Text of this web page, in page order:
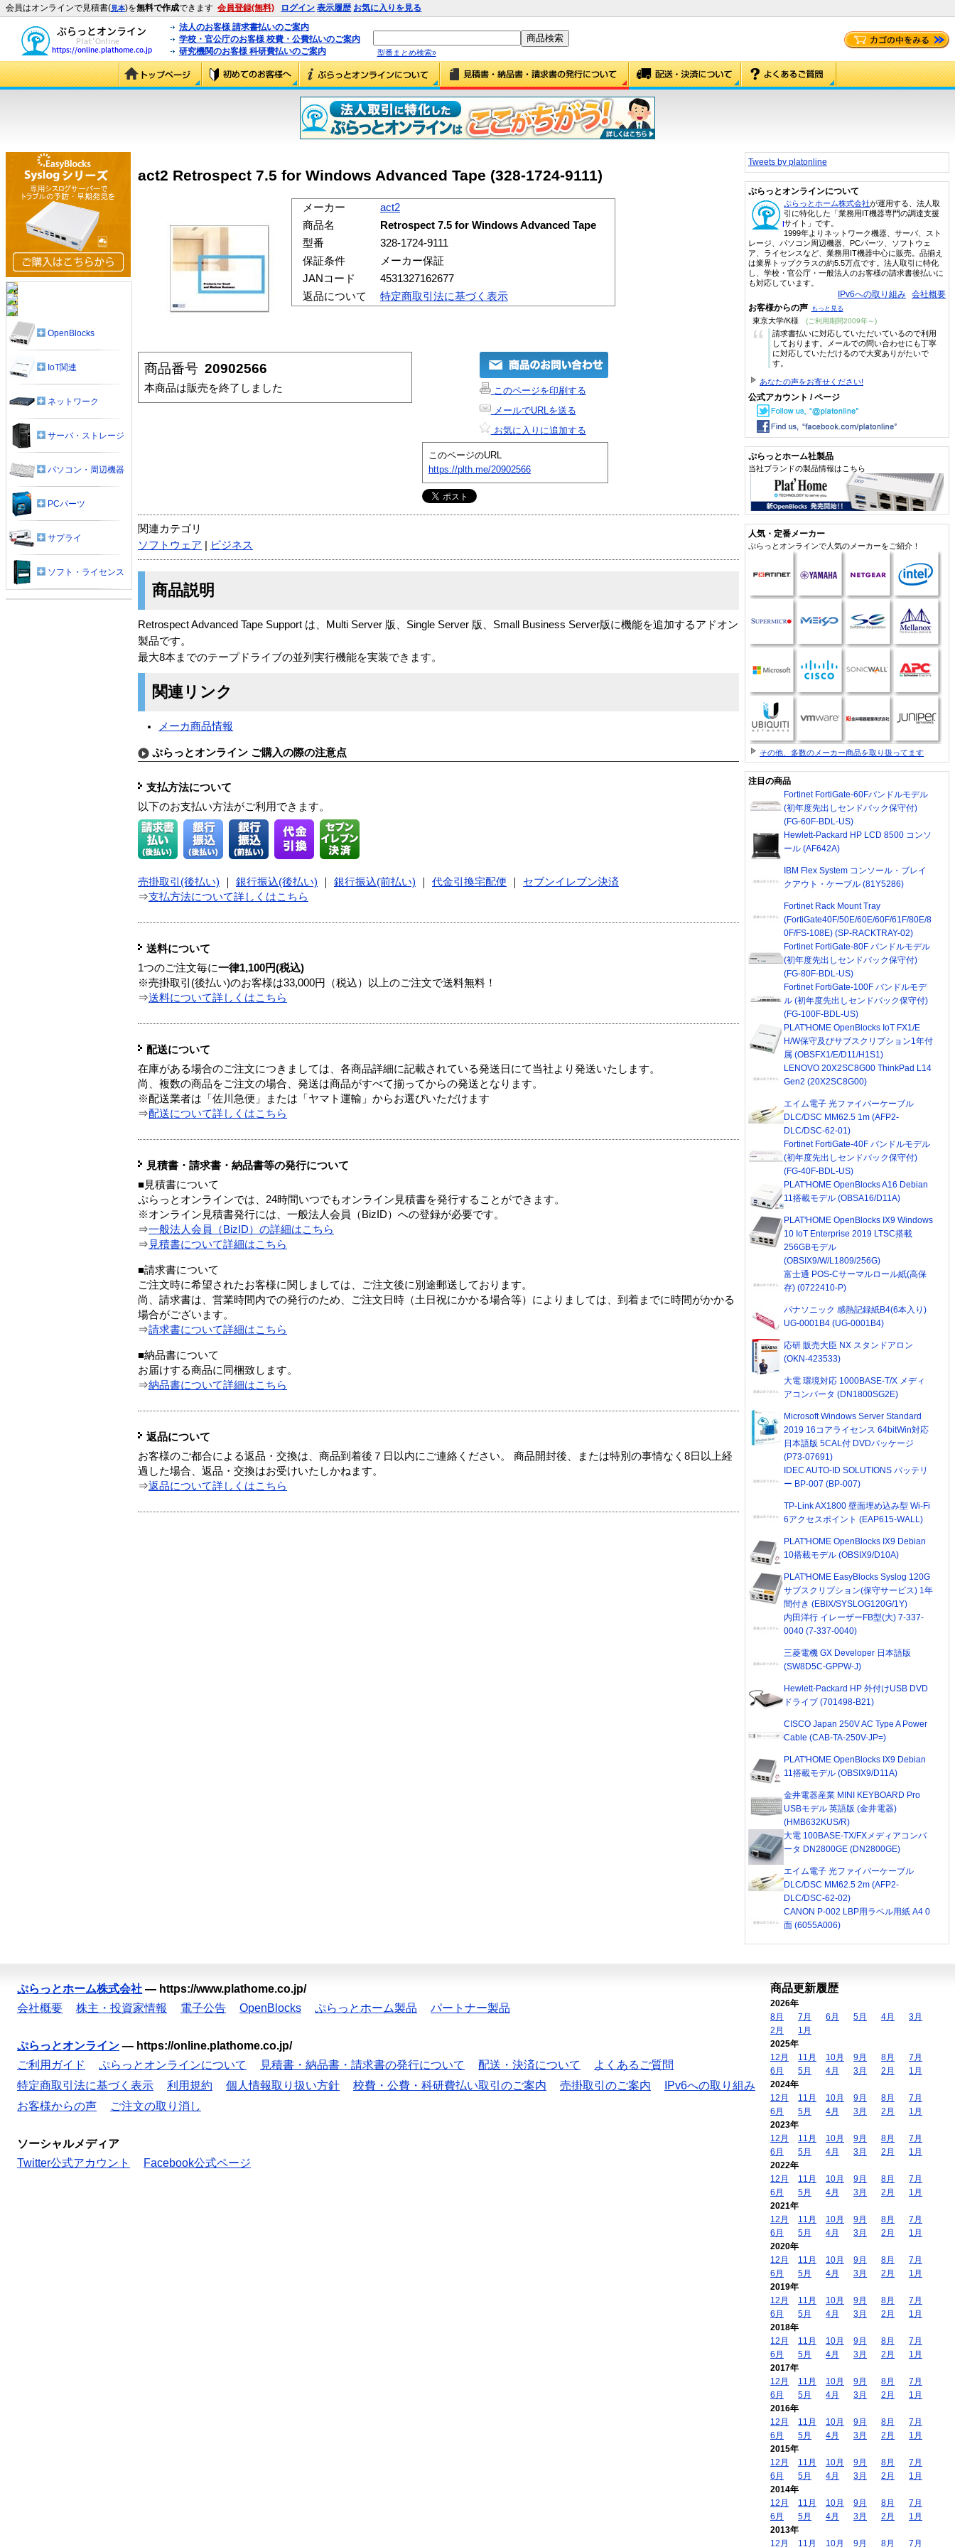
会員はオンラインで見積書(見本)を無料で作成できます 会員登録(無料) ログイン 表示履歴 お気に入りを見る
法人のお客様 請求書払いのご案内
学校・官公庁のお客様 校費・公費払いのご案内
研究機関のお客様 科研費払いのご案内
型番まとめ検索»
act2 Retrospect 7.5 for Windows Advanced Tape (328-1724-9111)
メーカー
act2
商品名
Retrospect 7.5 for Windows Advanced Tape
型番
328-1724-9111
保証条件
メーカー保証
JANコード
4531327162677
返品について
特定商取引法に基づく表示
商品番号 20902566
本商品は販売を終了しました
このページを印刷する
メールでURLを送る
お気に入りに追加する
このページのURL
https://plth.me/20902566
関連カテゴリ
ソフトウェア
ビジネス
商品説明
Retrospect Advanced Tape Support は、Multi Server 版、Single Server 版、Small Business Server版に機能を追加するアドオン
製品です。
最大8本までのテープドライブの並列実行機能を実装できます。
関連リンク
メーカ商品情報
ぷらっとオンライン ご購入の際の注意点
支払方法について
以下のお支払い方法がご利用できます。
売掛取引(後払い) 銀行振込(後払い) 銀行振込(前払い) 代金引換宅配便
セブンイレブン決済
⇒支払方法について詳しくはこちら
送料について
1つのご注文毎に一律1,100円(税込)
※売掛取引(後払い)のお客様は33,000円（税込）以上のご注文で送料無料！
⇒送料について詳しくはこちら
配送について
在庫がある場合のご注文につきましては、各商品詳細に記載されている発送日にて当社より発送いたします。
尚、複数の商品をご注文の場合、発送は商品がすべて揃ってからの発送となります。
※配送業者は「佐川急便」または「ヤマト運輸」からお選びいただけます
⇒配送について詳しくはこちら
見積書・請求書・納品書等の発行について
■見積書について
ぷらっとオンラインでは、24時間いつでもオンライン見積書を発行することができます。
※オンライン見積書発行には、一般法人会員（BizID）への登録が必要です。
⇒一般法人会員（BizID）の詳細はこちら
⇒ 見積書について詳細はこちら
■請求書について
ご注文時に希望されたお客様に関しましては、ご注文後に別途郵送しております。
尚、請求書は、営業時間内での発行のため、ご注文日時（土日祝にかかる場合等）によりましては、到着までに時間がかかる
場合がございます。
⇒請求書について詳細はこちら
■納品書について
お届けする商品に同梱致します。
⇒納品書について詳細はこちら
返品について
お客様のご都合による返品・交換は、商品到着後７日以内にご連絡ください。 商品開封後、または特別の事情なく8日以上経
過した場合、返品・交換はお受けいたしかねます。
⇒返品について詳しくはこちら
OpenBlocks
IoT関連
ネットワーク
サーバ・ストレージ
パソコン・周辺機器
PCパーツ
サプライ
ソフト・ライセンス
Tweets by platonline
ぷらっとオンラインについて
ぷらっとホーム株式会社が運用する、法人取
引に特化した「業務用IT機器専門の調達支援
サイト」です。
1999年よりネットワーク機器、サーバ、スト
レージ、パソコン周辺機器、PCパーツ、ソフトウェ
ア、ライセンスなど、業務用IT機器中心に販売。品揃え
は業界トップクラスの約5.5万点です。法人取引に特化
し、学校・官公庁・一般法人のお客様の請求書後払いに
も対応しています。
IPv6への取り組み 会社概要
お客様からの声 もっと見る
東京大学/K様 (ご利用期間2009年～)
“
請求書払いに対応していただいているので利用
しております。メールでの問い合わせにも丁寧
に対応していただけるので大変ありがたいで
す。
あなたの声をお寄せください!
公式アカウント / ページ
ぷらっとホーム社製品
当社ブランドの製品情報はこちら
人気・定番メーカー
ぷらっとオンラインで人気のメーカーをご紹介！
その他、多数のメーカー商品を取り扱ってます
注目の商品
Fortinet FortiGate-60Fバンドルモデル
(初年度先出しセンドバック保守付)
(FG-60F-BDL-US)
Hewlett-Packard HP LCD 8500 コンソ
ール (AF642A)
IBM Flex System コンソール・ブレイ
クアウト・ケーブル (81Y5286)
Fortinet Rack Mount Tray
(FortiGate40F/50E/60E/60F/61F/80E/8
0F/FS-108E) (SP-RACKTRAY-02)
Fortinet FortiGate-80F バンドルモデル
(初年度先出しセンドバック保守付)
(FG-80F-BDL-US)
Fortinet FortiGate-100F バンドルモデ
ル (初年度先出しセンドバック保守付)
(FG-100F-BDL-US)
PLAT'HOME OpenBlocks IoT FX1/E
H/W保守及びサブスクリプション1年付
属 (OBSFX1/E/D11/H1S1)
LENOVO 20X2SC8G00 ThinkPad L14
Gen2 (20X2SC8G00)
エイム電子 光ファイバーケーブル
DLC/DSC MM62.5 1m (AFP2-
DLC/DSC-62-01)
Fortinet FortiGate-40F バンドルモデル
(初年度先出しセンドバック保守付)
(FG-40F-BDL-US)
PLAT'HOME OpenBlocks A16 Debian
11搭載モデル (OBSA16/D11A)
PLAT'HOME OpenBlocks IX9 Windows
10 IoT Enterprise 2019 LTSC搭載
256GBモデル
(OBSIX9/W/L1809/256G)
富士通 POS-Cサーマルロール紙(高保
存) (0722410-P)
パナソニック 感熱記録紙B4(6本入り)
UG-0001B4 (UG-0001B4)
応研 販売大臣 NX スタンドアロン
(OKN-423533)
大電 環境対応 1000BASE-T/X メディ
アコンバータ (DN1800SG2E)
Microsoft Windows Server Standard
2019 16コアライセンス 64bitWin対応
日本語版 5CAL付 DVDパッケージ
(P73-07691)
IDEC AUTO-ID SOLUTIONS バッテリ
ー BP-007 (BP-007)
TP-Link AX1800 壁面埋め込み型 Wi-Fi
6アクセスポイント (EAP615-WALL)
PLAT'HOME OpenBlocks IX9 Debian
10搭載モデル (OBSIX9/D10A)
PLAT'HOME EasyBlocks Syslog 120G
サブスクリプション(保守サービス) 1年
間付き (EBIX/SYSLOG120G/1Y)
内田洋行 イレーザーFB型(大) 7-337-
0040 (7-337-0040)
三菱電機 GX Developer 日本語版
(SW8D5C-GPPW-J)
Hewlett-Packard HP 外付けUSB DVD
ドライブ (701498-B21)
CISCO Japan 250V AC Type A Power
Cable (CAB-TA-250V-JP=)
PLAT'HOME OpenBlocks IX9 Debian
11搭載モデル (OBSIX9/D11A)
金井電器産業 MINI KEYBOARD Pro
USBモデル 英語版 (金井電器)
(HMB632KUS/R)
大電 100BASE-TX/FXメディアコンバ
ータ DN2800GE (DN2800GE)
エイム電子 光ファイバーケーブル
DLC/DSC MM62.5 2m (AFP2-
DLC/DSC-62-02)
CANON P-002 LBP用ラベル用紙 A4 0
面 (6055A006)
ぷらっとホーム株式会社 — https://www.plathome.co.jp/
会社概要
株主・投資家情報 電子公告 OpenBlocks ぷらっとホーム製品 パートナー製品
ぷらっとオンライン — https://online.plathome.co.jp/
ご利用ガイド
ぷらっとオンラインについて 見積書・納品書・請求書の発行について 配送・決済について
よくあるご質問
特定商取引法に基づく表示
利用規約 個人情報取り扱い方針 校費・公費・科研費払い取引のご案内 売掛取引のご案内
IPv6への取り組み
お客様からの声
ご注文の取り消し
ソーシャルメディア
Twitter公式アカウント
Facebook公式ページ
商品更新履歴
2026年
8月
7月 6月 5月 4月
3月
2月
1月
2025年
12月
11月 10月 9月 8月
7月
6月
5月 4月 3月 2月
1月
2024年
12月
11月 10月 9月 8月
7月
6月
5月 4月 3月 2月
1月
2023年
12月
11月 10月 9月 8月
7月
6月
5月 4月 3月 2月
1月
2022年
12月
11月 10月 9月 8月
7月
6月
5月 4月 3月 2月
1月
2021年
12月
11月 10月 9月 8月
7月
6月
5月 4月 3月 2月
1月
2020年
12月
11月 10月 9月 8月
7月
6月
5月 4月 3月 2月
1月
2019年
12月
11月 10月 9月 8月
7月
6月
5月 4月 3月 2月
1月
2018年
12月
11月 10月 9月 8月
7月
6月
5月 4月 3月 2月
1月
2017年
12月
11月 10月 9月 8月
7月
6月
5月 4月 3月 2月
1月
2016年
12月
11月 10月 9月 8月
7月
6月
5月 4月 3月 2月
1月
2015年
12月
11月 10月 9月 8月
7月
6月
5月 4月 3月 2月
1月
2014年
12月
11月 10月 9月 8月
7月
6月
5月 4月 3月 2月
1月
2013年
12月
11月 10月 9月 8月 7月